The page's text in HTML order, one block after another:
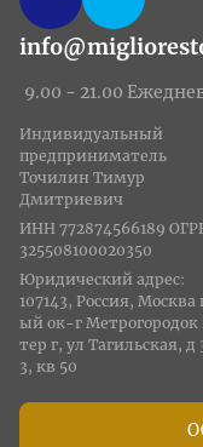
9.00 - 21.00
Индивидуальный
предприниматель
Точилин Тимур
Дмитриевич
ИНН 772874566189
325508100020350
Юридический адрес:
107143, Россия, Москва
ый ок-г Метрогородок
тер г, ул Тагильская, д
3, кв 50